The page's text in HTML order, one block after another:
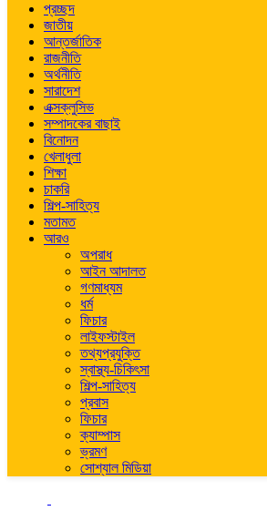
প্রচ্ছদ
জাতীয়
আন্তর্জাতিক
রাজনীতি
অর্থনীতি
সারাদেশ
এক্সক্লুসিভ
সম্পাদকের বাছাই
বিনোদন
খেলাধুলা
শিক্ষা
চাকরি
শিল্প-সাহিত্য
মতামত
আরও
অপরাধ
আইন আদালত
গণমাধ্যম
ধর্ম
ফিচার
লাইফস্টাইল
তথ্যপ্রযুক্তি
স্বাস্থ্য-চিকিৎসা
শিল্প-সাহিত্য
প্রবাস
ফিচার
ক্যাম্পাস
ভ্রমণ
সোশ্যাল মিডিয়া